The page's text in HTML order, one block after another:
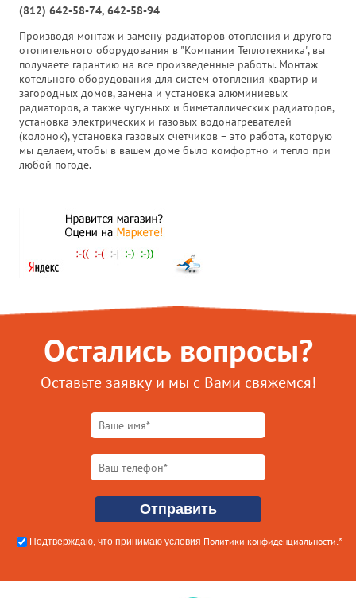
(812) 642-58-74, 642-58-94
Производя монтаж и замену радиаторов отопления и другого
отопительного оборудования в "Компании Теплотехника", вы
получаете гарантию на все произведенные работы. Монтаж
котельного оборудования для систем отопления квартир и
загородных домов, замена и установка алюминиевых
радиаторов, а также чугунных и биметаллических радиаторов,
установка электрических и газовых водонагревателей
(колонок), установка газовых счетчиков – это работа, которую
мы делаем, чтобы в вашем доме было комфортно и тепло при
любой погоде.
Остались вопросы?
Оставьте заявку и мы с Вами свяжемся!
Подтверждаю, что принимаю условия Политики конфиденциальности .*